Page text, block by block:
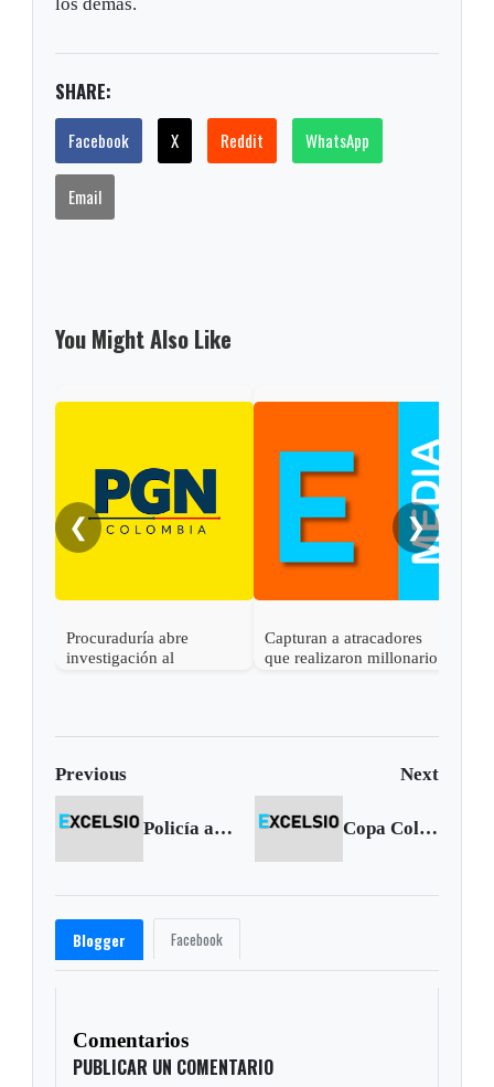
los demás.
SHARE:
Facebook X Reddit WhatsApp
Email
You Might Also Like
❮
Procuraduría abre
investigación al
política
Capturan a atracadores
que realizaron millonario
❯
Previous Next
Policía abrió convocatoria para auxiliares y oficiales de Policía Copa Colombia: Boyacá Chicó listo en la siguiente fase
Blogger Facebook
Comentarios
PUBLICAR UN COMENTARIO